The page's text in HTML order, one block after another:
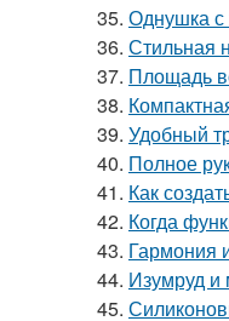
35. Однушка с
36. Стильная
37. Площадь
38.
39. Удобный
40. Полное
41. Как
42. Когда
43. Гармония
44. Изумруд и
45.